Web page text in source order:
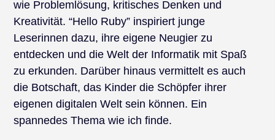
wie Problemlösung, kritisches Denken und
Kreativität. “Hello Ruby” inspiriert junge
Leserinnen dazu, ihre eigene Neugier zu
entdecken und die Welt der Informatik mit Spaß
zu erkunden. Darüber hinaus vermittelt es auch
die Botschaft, das Kinder die Schöpfer ihrer
eigenen digitalen Welt sein können. Ein
spannedes Thema wie ich finde.